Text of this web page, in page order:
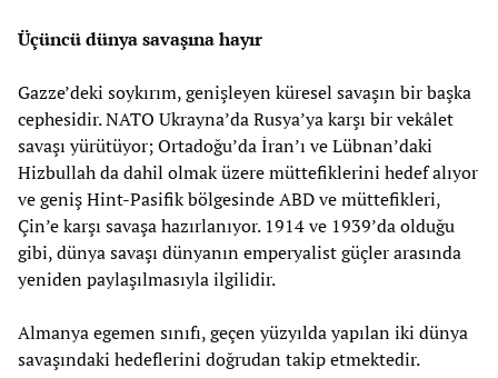
Üçüncü dünya savaşına hayır
Gazze’deki soykırım, genişleyen küresel savaşın bir başka
cephesidir. NATO Ukrayna’da Rusya’ya karşı bir vekâlet
savaşı yürütüyor; Ortadoğu’da İran’ı ve Lübnan’daki
Hizbullah da dahil olmak üzere müttefiklerini hedef alıyor
ve geniş Hint-Pasifik bölgesinde ABD ve müttefikleri,
Çin’e karşı savaşa hazırlanıyor. 1914 ve 1939’da olduğu
gibi, dünya savaşı dünyanın emperyalist güçler arasında
yeniden paylaşılmasıyla ilgilidir.
Almanya egemen sınıfı, geçen yüzyılda yapılan iki dünya
savaşındaki hedeflerini doğrudan takip etmektedir.